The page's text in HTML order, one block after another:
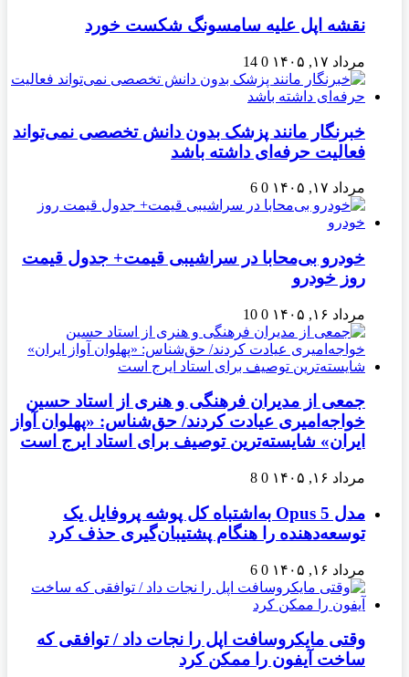
نقشه اپل علیه سامسونگ شکست خورد
مرداد ۱۷, ۱۴۰۵ 0
14
خبرنگار مانند پزشک بدون دانش تخصصی نمی‌تواند
فعالیت حرفه‌ای داشته باشد
مرداد ۱۷, ۱۴۰۵ 0
6
خودرو بی‌محابا در سراشیبی قیمت+ جدول قیمت
روز خودرو
مرداد ۱۶, ۱۴۰۵ 0
10
جمعی از مدیران فرهنگی و هنری از استاد حسین
خواجه‌امیری عیادت کردند/ حق‌شناس: «پهلوان آواز
ایران» شایسته‌ترین توصیف برای استاد ایرج است
مرداد ۱۶, ۱۴۰۵ 0
8
مدل Opus 5 به‌اشتباه کل پوشه پروفایل یک
توسعه‌دهنده را هنگام پشتیبان‌گیری حذف کرد
مرداد ۱۶, ۱۴۰۵ 0
6
وقتی مایکروسافت اپل را نجات داد / توافقی که
ساخت آیفون را ممکن کرد